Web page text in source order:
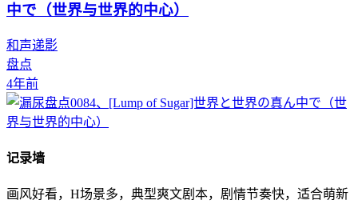
中で（世界与世界的中心）
和声递影
盘点
4年前
记录墙
画风好看，H场景多，典型爽文剧本，剧情节奏快，适合萌新